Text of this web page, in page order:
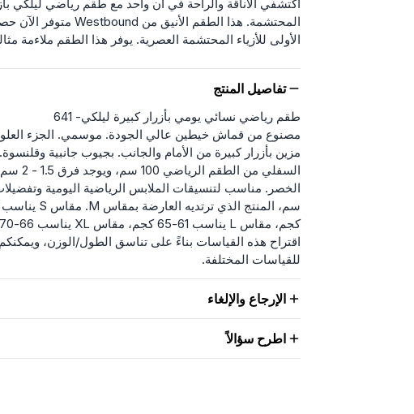
اكتشفي الأناقة والراحة في آن واحد مع طقم رياضي ليلكي
الأولى للأزياء المحتشمة العصرية. يوفر هذا الطقم ملاءمة
تفاصيل المنتج
طقم رياضي نسائي يومي بأزرار كبيرة ليلكي- 641
مصنوع من قماش خيطين عالي الجودة. موسمي. الجزء
اقتراح هذه القياسات بناءً على تناسق الطول/الوزن،
للقياسات المختلفة.
الإرجاع والإلغاء
اطرح سؤالاً